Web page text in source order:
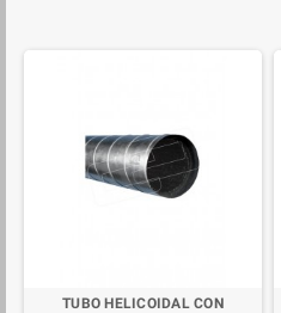
TUBO HELICOIDAL CON